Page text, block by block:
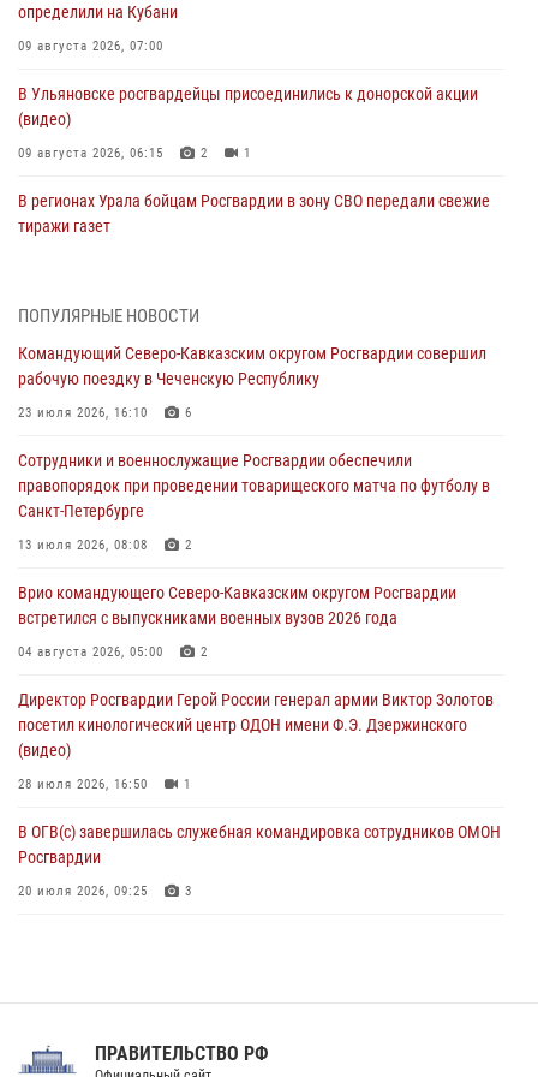
определили на Кубани
09 августа 2026, 07:00
В Ульяновске росгвардейцы присоединились к донорской акции
(видео)
09 августа 2026, 06:15 2 1
В регионах Урала бойцам Росгвардии в зону СВО передали свежие
тиражи газет
Росгвардейцы провели занятие по стрелковой подготовке для
краеведения Луганской Народной Республики
09 августа 2026, 05:00
проходит в Сибири
09 августа 2026, 04:00 5
Росгвардейцы провели патриотическое занятие для детей на
08 августа 2026, 14:10 3
В ЛНР росгвардейцы провели тренировку по единоборствам для
08 августа 2026, 13:00
ПОПУЛЯРНЫЕ НОВОСТИ
Командующий Северо-Кавказским округом Росгвардии совершил
рабочую поездку в Чеченскую Республику
23 июля 2026, 16:10 6
Сотрудники и военнослужащие Росгвардии обеспечили
правопорядок при проведении товарищеского матча по футболу в
Санкт-Петербурге
13 июля 2026, 08:08 2
Врио командующего Северо-Кавказским округом Росгвардии
встретился с выпускниками военных вузов 2026 года
04 августа 2026, 05:00 2
Директор Росгвардии Герой России генерал армии Виктор Золотов
посетил кинологический центр ОДОН имени Ф.Э. Дзержинского
(видео)
28 июля 2026, 16:50 1
В ОГВ(с) завершилась служебная командировка сотрудников ОМОН
Росгвардии
20 июля 2026, 09:25 3
Праздник «Один день с Росгвардией» к 105-летию Центрального
ПРАВИТЕЛЬСТВО РФ